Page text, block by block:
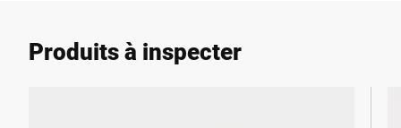
Produits à inspecter